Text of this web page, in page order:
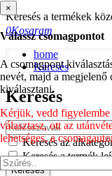
Keresés a termékek
0Kosaram
home
Keresés
Keresés
Keresés az
Keresés a termék
Keresés
×
Válassz csomagpontot
A csomagpont
nevét, majd a
kiválasztani.
Kérjük, vedd
választasz, ott az
lehetséges, a